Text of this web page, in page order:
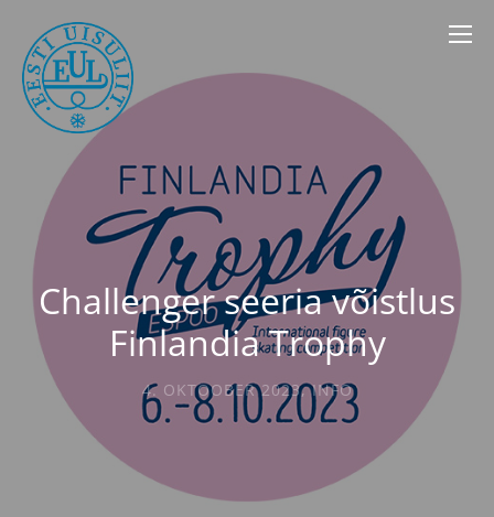
Challenger seeria võistlus
Finlandia Trophy
4. OKTOOBER 2023,INFO